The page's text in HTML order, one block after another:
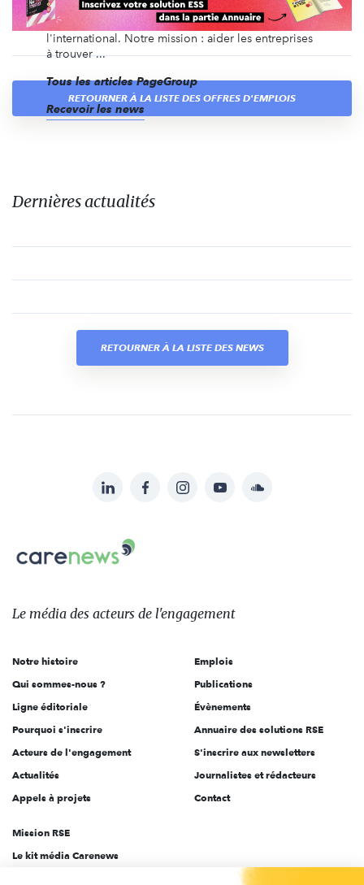
transition, ainsi que du recrutement de dirigeants et
des recrutements volumiques, en France et à
l'international. Notre mission : aider les entreprises
à trouver ...
Tous les articles PageGroup
Recevoir les news
RETOURNER À LA LISTE DES OFFRES D'EMPLOIS
Dernières actualités
RETOURNER À LA LISTE DES NEWS
sur:
LinkedInFacebookInstagramYouTubeSoundcloud
Le
des
l'engagement
Le média des acteurs de l'engagement
Notre histoire
Qui sommes-nous ?
Ligne éditoriale
Pourquoi s'inscrire
Acteurs de l'engagement
Actualités
Appels à projets
Emplois
Publications
Évènements
Annuaire des solutions RSE
S'inscrire aux newsletters
Journalistes et rédacteurs
Contact
Mission RSE
Le kit média Carenews